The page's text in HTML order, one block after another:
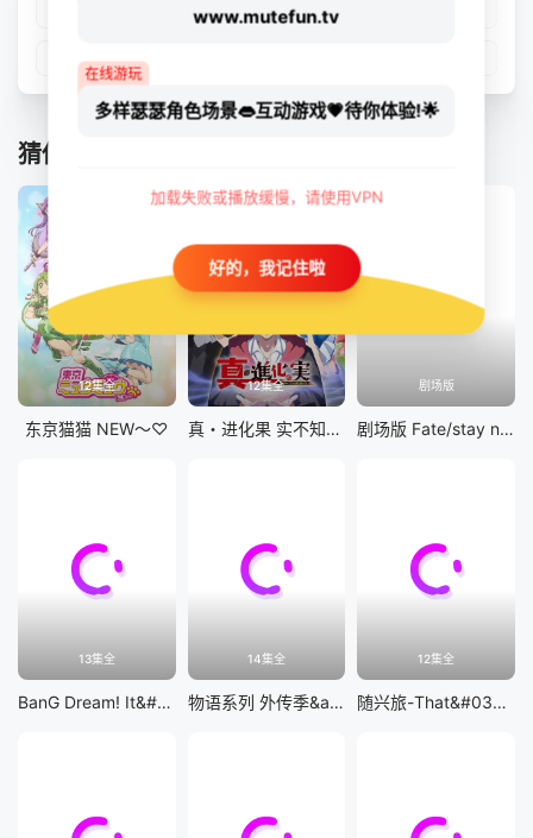
第06集 第07集
第09集
猜你喜欢
12集全
东京猫猫 NEW～♡
12集全
真・进化果 实不知不觉踏上胜利的人生
剧场版
剧场版 Fate/stay night [Heaven&#039;s Feel] III.spring song
13集全
BanG Dream! It&#039;s MyGO!!!!!
14集全
物语系列 外传季&amp;怪物季
12集全
随兴旅-That&#039;s Journey-
www.mutefun.tv
在线游玩
多样瑟瑟角色场景👄互动游戏💗待你体验!🌟
加载失败或播放缓慢，请使用VPN
好的，我记住啦